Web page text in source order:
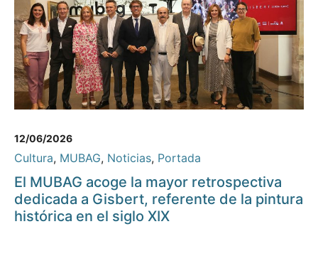
12/06/2026
Cultura, MUBAG, Noticias, Portada
El MUBAG acoge la mayor retrospectiva
dedicada a Gisbert, referente de la pintura
histórica en el siglo XIX